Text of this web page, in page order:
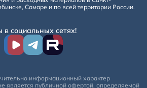
Самаре и по всей территории России.
в социальных сетях!
информационный характер
является публичной офертой, определяемой